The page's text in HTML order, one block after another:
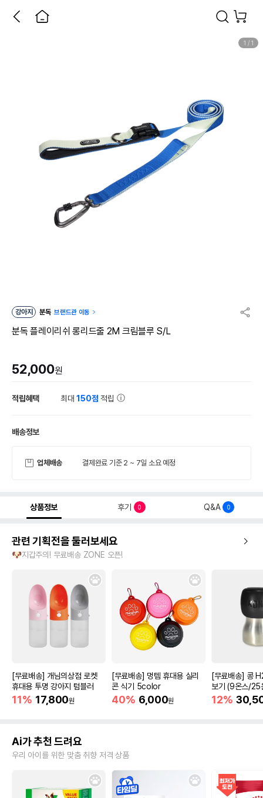
1 / 1
강아지 분독 브랜드관 이동
분독 플레이리쉬 롱리드줄 2M 크림블루 S/L
52,000원
적립혜택 최대150점 적립
배송정보
업체배송 결제완료 기준 2 ~ 7일 소요 예정
상품정보 후기 0 Q&A 0
관련 기획전을 둘러보세요
🐶지갑주의! 무료배송 ZONE 오픈!
[무료배송] 개님의상점 로켓
휴대용 투명 강아지 텀블러
11% 17,800원
[무료배송] 멍템 휴대용 실리
콘 식기 5color
40% 6,000원
[무료배송] 콩
보기 (9온스/25
12%
Ai가 추천 드려요
우리 아이를 위한 맞춤 취향 저격 상품